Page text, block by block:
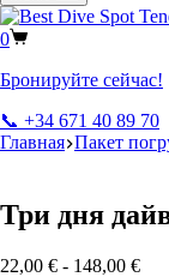
0
Бронируйте сейчас!
📞 +34 671 40 89 70
Главная Пакет
Три дня
22,00 € - 148,00 €